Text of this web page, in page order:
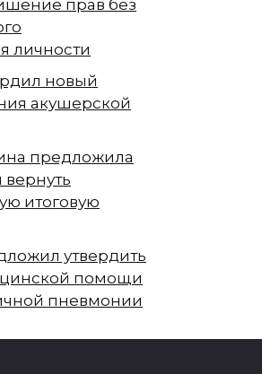
прав без
личности
новый
акушерской
предложила
вернуть
итоговую
утвердить
помощи
пневмонии